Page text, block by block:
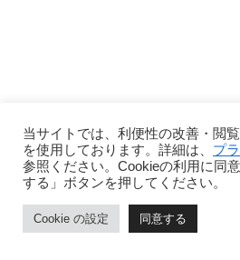
当サイトでは、利便性の改善・閲
を使用しております。詳細は、 プ
参照ください。Cookieの利用に同
する」ボタンを押してください。
Cookie の設定 同意する